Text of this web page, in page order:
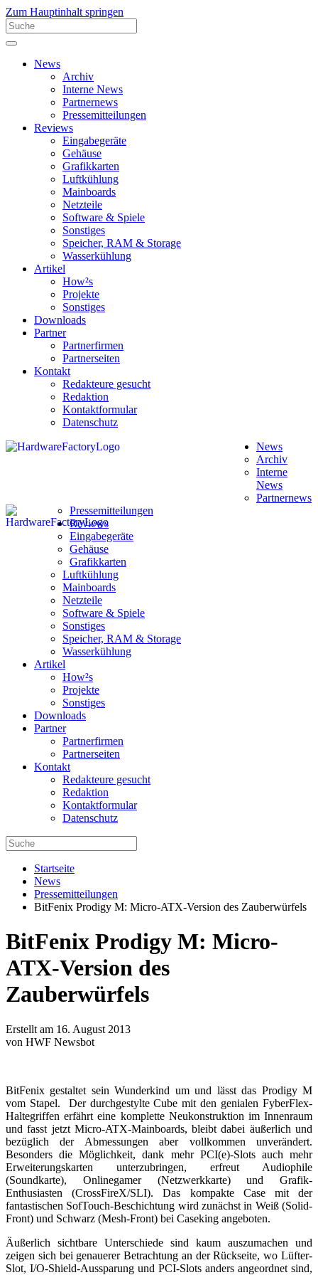
Zum Hauptinhalt springen
News
Archiv
Interne News
Partnernews
Pressemitteilungen
Reviews
Eingabegeräte
Gehäuse
Grafikkarten
Luftkühlung
Mainboards
Netzteile
Software & Spiele
Sonstiges
Speicher, RAM & Storage
Wasserkühlung
Artikel
How²s
Projekte
Sonstiges
Downloads
Partner
Partnerfirmen
Partnerseiten
Kontakt
Redakteure gesucht
Redaktion
Kontaktformular
Datenschutz
News
Archiv
Interne
News
Partnernews
Pressemitteilungen
Reviews
Eingabegeräte
Gehäuse
Grafikkarten
Luftkühlung
Mainboards
Netzteile
Software & Spiele
Sonstiges
Speicher, RAM & Storage
Wasserkühlung
Artikel
How²s
Projekte
Sonstiges
Downloads
Partner
Partnerfirmen
Partnerseiten
Kontakt
Redakteure gesucht
Redaktion
Kontaktformular
Datenschutz
Startseite
News
Pressemitteilungen
BitFenix Prodigy M: Micro-ATX-Version des Zauberwürfels
BitFenix Prodigy M: Micro-
ATX-Version des
Zauberwürfels
Erstellt am 16. August 2013
von HWF Newsbot
BitFenix gestaltet sein Wunderkind um und lässt das Prodigy M
vom Stapel. Der durchgestylte Cube mit den genialen FyberFlex-
Haltegriffen erfährt eine komplette Neukonstruktion im Innenraum
und fasst jetzt Micro-ATX-Mainboards, bleibt dabei äußerlich und
bezüglich der Abmessungen aber vollkommen unverändert.
Besonders die Möglichkeit, dank mehr PCI(e)-Slots auch mehr
Erweiterungskarten unterzubringen, erfreut Audiophile
(Soundkarte), Onlinegamer (Netzwerkkarte) und Grafik-
Enthusiasten (CrossFireX/SLI). Das kompakte Case mit der
fantastischen SofTouch-Beschichtung wird zunächst in Weiß (Solid-
Front) und Schwarz (Mesh-Front) bei Caseking angeboten.
Äußerlich sichtbare Unterschiede sind kaum auszumachen und
zeigen sich bei genauerer Betrachtung an der Rückseite, wo Lüfter-
Slot, I/O-Shield-Aussparung und PCI-Slots anders angeordnet sind,